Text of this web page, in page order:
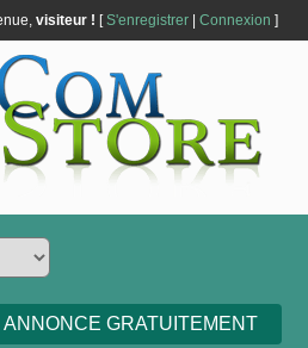
visiteur ! [S'enregistrer| Connexion ]
GRATUITEMENT